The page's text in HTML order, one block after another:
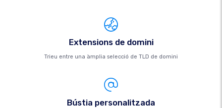
Extensions de domini
Trieu entre una àmplia selecció de TLD de domini
Bústia personalitzada